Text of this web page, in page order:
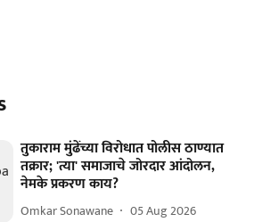
तुकाराम मुंढेंच्या विरोधात पोलीस ठाण्यात
तक्रार; 'त्या' समाजाचे जोरदार आंदोलन,
नेमके प्रकरण काय?
Omkar Sonawane 05 Aug 2026